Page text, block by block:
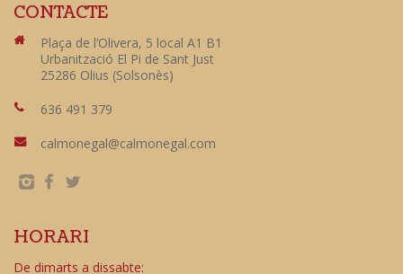
CONTACTE
Plaça de l’Olivera, 5 local A1 B1
Urbanització El Pi de Sant Just
25286 Olius (Solsonès)
636 491 379
calmonegal@calmonegal.com
HORARI
De dimarts a dissabte: